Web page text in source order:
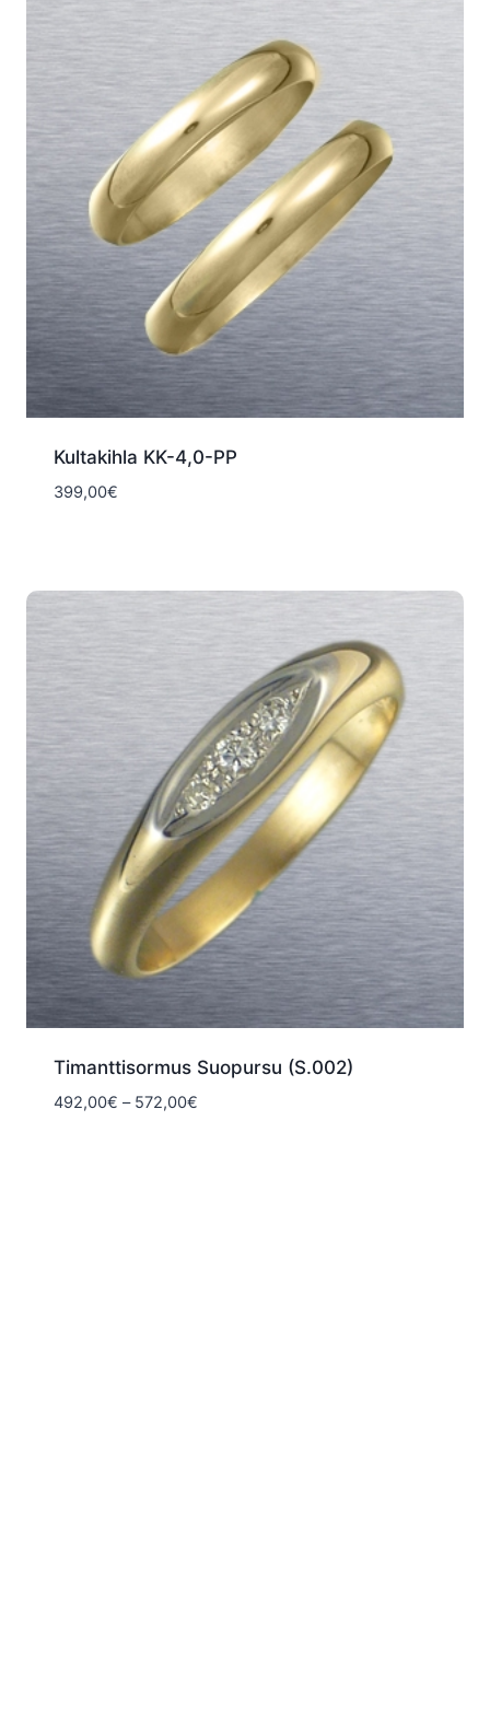
Kultakihla KK-4,0-PP
399,00€
Timanttisormus Suopursu (S.002)
492,00€ – 572,00€Hintaluokka: